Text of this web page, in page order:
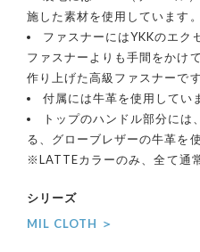
施した素材を使用しています。
ファスナーにはYKKのエク
ファスナーよりも手間をかけ
作り上げた高級ファスナーです
付属には牛革を使用してい
トップのハンドル部分に
る、グローブレザーの牛革を
※LATTEカラーのみ、全て通
シリーズ
MIL CLOTH ＞